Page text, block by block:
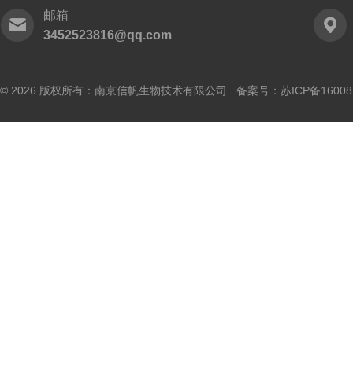
邮箱
3452523816@qq.com
© 2026 版权所有：南京信帆生物技术有限公司 备案号： 苏ICP备